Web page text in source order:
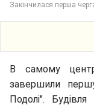
Закінчилася перша
В самому
завершили
Подолі".